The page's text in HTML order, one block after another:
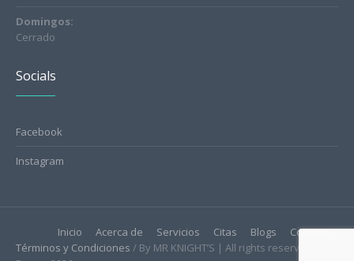
Domingos:
Cerrado
Socials
Facebook
Instagram
Inicio Acerca de Servicios Citas Blogs
Contacto
Términos y Condiciones / By MR KNIGHT’S | All rights reserved © |